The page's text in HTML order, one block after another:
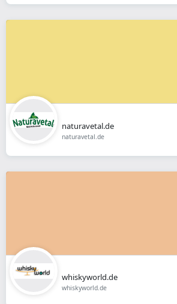
naturavetal.de
naturavetal.de
whiskyworld.de
whiskyworld.de